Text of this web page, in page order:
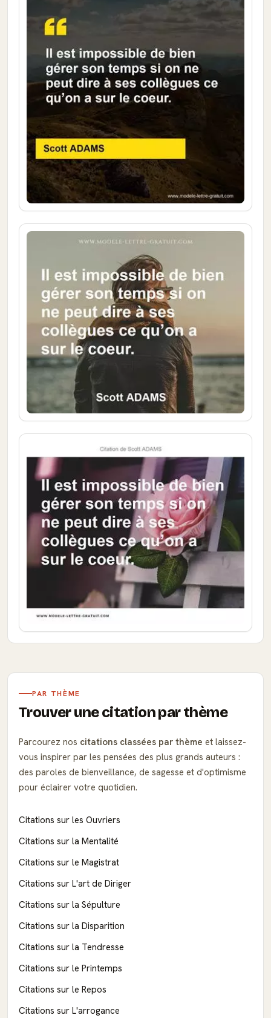
PAR THÈME
Trouver une citation par thème
Parcourez nos citations classées par thème et laissez-
vous inspirer par les pensées des plus grands auteurs :
des paroles de bienveillance, de sagesse et d'optimisme
pour éclairer votre quotidien.
Citations sur les Ouvriers
Citations sur la Mentalité
Citations sur le Magistrat
Citations sur L'art de Diriger
Citations sur la Sépulture
Citations sur la Disparition
Citations sur la Tendresse
Citations sur le Printemps
Citations sur le Repos
Citations sur L'arrogance